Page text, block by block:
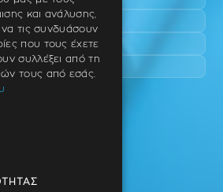
10 (γωνία),
και ανάλυσης,
να τις συνδυάσουν
που τους έχετε
συλλέξει από τη
τους από εσάς.